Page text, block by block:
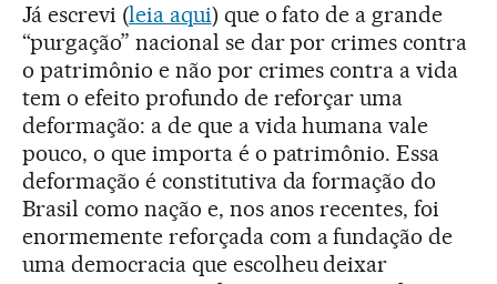
Já escrevi (leia aqui) que o fato de a grande
“purgação” nacional se dar por crimes contra
o patrimônio e não por crimes contra a vida
tem o efeito profundo de reforçar uma
deformação: a de que a vida humana vale
pouco, o que importa é o patrimônio. Essa
deformação é constitutiva da formação do
Brasil como nação e, nos anos recentes, foi
enormemente reforçada com a fundação de
uma democracia que escolheu deixar